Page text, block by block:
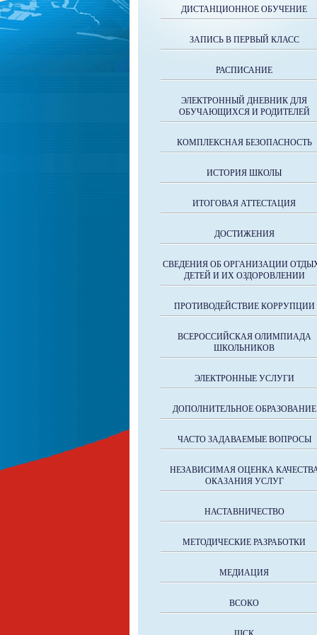
ДИСТАНЦИОННОЕ ОБУЧЕНИЕ
ЗАПИСЬ В ПЕРВЫЙ КЛАСС
РАСПИСАНИЕ
ЭЛЕКТРОННЫЙ ДНЕВНИК ДЛЯ
ОБУЧАЮЩИХСЯ И РОДИТЕЛЕЙ
КОМПЛЕКСНАЯ БЕЗОПАСНОСТЬ
ИСТОРИЯ ШКОЛЫ
ИТОГОВАЯ АТТЕСТАЦИЯ
ДОСТИЖЕНИЯ
СВЕДЕНИЯ ОБ ОРГАНИЗАЦИИ
ДЕТЕЙ И ИХ ОЗДОРОВЛЕНИИ
ПРОТИВОДЕЙСТВИЕ КОРРУПЦИИ
ВСЕРОССИЙСКАЯ ОЛИМПИАДА
ШКОЛЬНИКОВ
ЭЛЕКТРОННЫЕ УСЛУГИ
ДОПОЛНИТЕЛЬНОЕ ОБРАЗОВАНИЕ
ЧАСТО ЗАДАВАЕМЫЕ ВОПРОСЫ
НЕЗАВИСИМАЯ ОЦЕНКА
ОКАЗАНИЯ УСЛУГ
НАСТАВНИЧЕСТВО
МЕТОДИЧЕСКИЕ РАЗРАБОТКИ
МЕДИАЦИЯ
ВСОКО